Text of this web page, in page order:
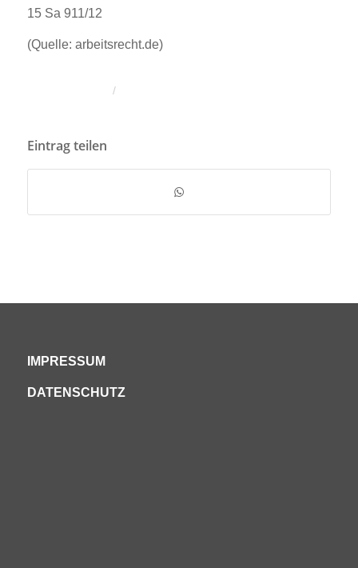
15 Sa 911/12
(Quelle: arbeitsrecht.de)
/
Eintrag teilen
IMPRESSUM
DATENSCHUTZ